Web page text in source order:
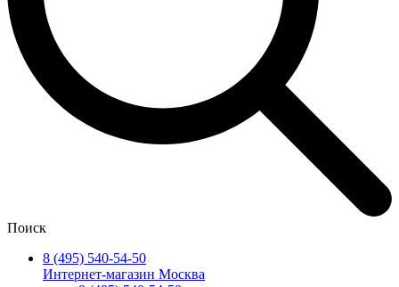
Поиск
8 (495) 540-54-50
Интернет-магазин Москва